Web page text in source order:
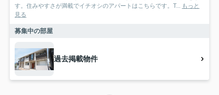
す。住みやすさが満載でイチオシのアパートはこちらです。T... もっと
見る
募集中の部屋
過去掲載物件